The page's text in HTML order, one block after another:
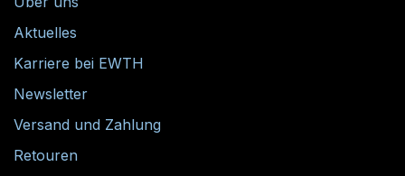
Aktuelles
Karriere bei EWTH
Newsletter
Versand und Zahlung
Retouren